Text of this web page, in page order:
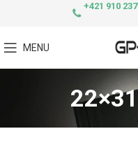
+421 910
MENU